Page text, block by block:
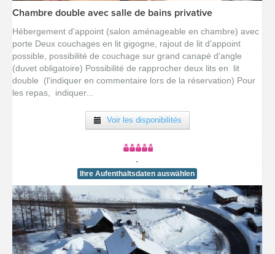
[voir la fiche détail]
Chambre double avec salle de bains privative
Hébergement d'appoint (salon aménageable en chambre) avec
porte Deux couchages en lit gigogne, rajout de lit d'appoint
possible, possibilité de couchage sur grand canapé d'angle
(duvet obligatoire) Possibilité de rapprocher deux lits en lit
double (l'indiquer en commentaire lors de la réservation) Pour
les repas, indiquer...
Voir les disponibilités
-
Ihre Aufenthaltsdaten auswählen